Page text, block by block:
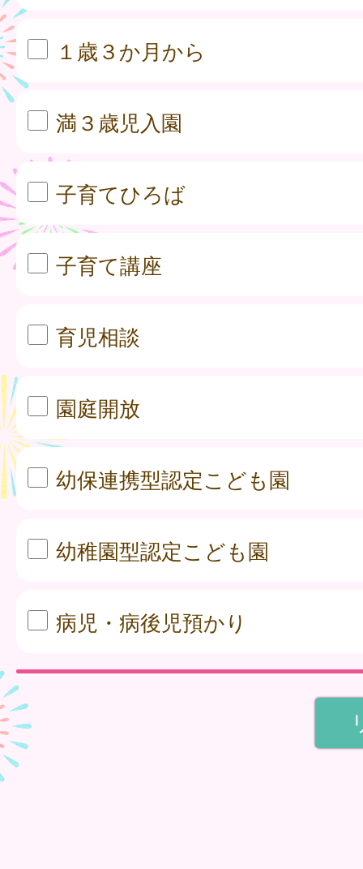
１歳３か月から
満３歳児入園
子育てひろば
子育て講座
育児相談
園庭開放
幼保連携型認定こども園
幼稚園型認定こども園
病児・病後児預かり